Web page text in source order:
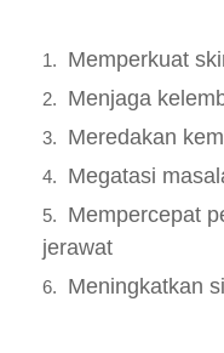
Memperkuat
Menjaga
Meredakan
Megatasi
Mempercepat
jerawat
Meningkatkan